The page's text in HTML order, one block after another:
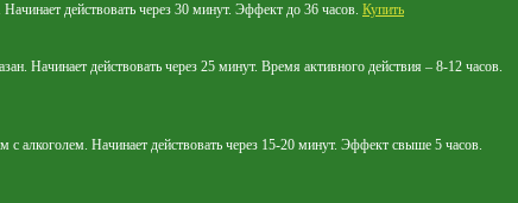
действовать через 30 минут. Эффект до 36 часов. Купить
Начинает действовать через 25 минут. Время активного действия – 8-12 часов.
с алкоголем. Начинает действовать через 15-20 минут. Эффект свыше 5 часов.